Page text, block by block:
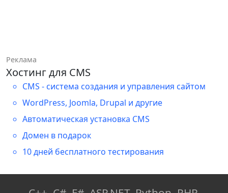
Реклама
Хостинг для CMS
CMS - система создания и управления сайтом
WordPress, Joomla, Drupal и другие
Автоматическая установка CMS
Домен в подарок
10 дней бесплатного тестирования